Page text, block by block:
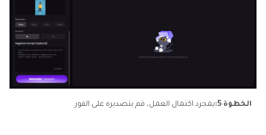
الخطوة 5: بمجرد اكتمال العمل، قم بتصديره على الفور.